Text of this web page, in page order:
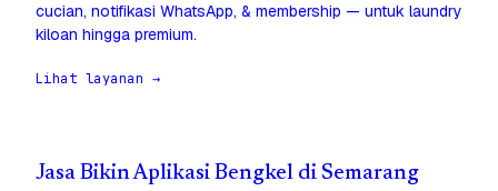
cucian, notifikasi WhatsApp, & membership — untuk laundry
kiloan hingga premium.
Lihat layanan →
Jasa Bikin Aplikasi Bengkel di Semarang